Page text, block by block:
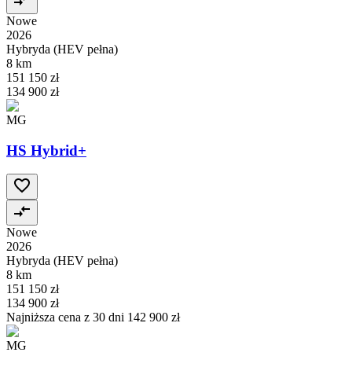
Nowe
2026
Hybryda (HEV pełna)
8 km
151 150 zł
134 900 zł
MG
HS Hybrid+
Nowe
2026
Hybryda (HEV pełna)
8 km
151 150 zł
134 900 zł
Najniższa cena z 30 dni 142 900 zł
MG